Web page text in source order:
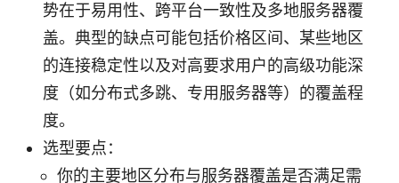
势在于易用性、跨平台一致性及多地服务器覆
盖。典型的缺点可能包括价格区间、某些地区
的连接稳定性以及对高要求用户的高级功能深
度（如分布式多跳、专用服务器等）的覆盖程
度。
选型要点：
你的主要地区分布与服务器覆盖是否满足需